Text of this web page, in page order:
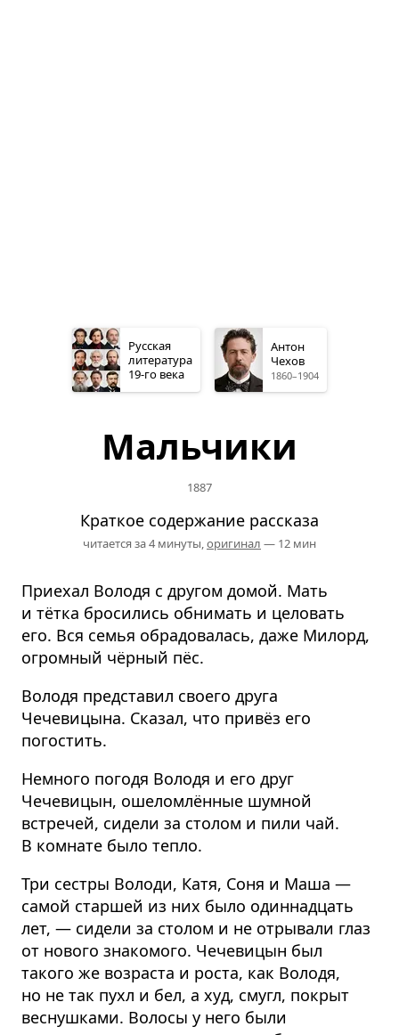
Русская
литература
19-го века
Антон
Чехов
1860–1904
Мальчики
1887
Краткое содержание рассказа
читается за 4 минуты,оригинал — 12 мин
Приехал Володя с другом домой. Мать
и тётка бросились обнимать и целовать
его. Вся семья обрадовалась, даже Милорд,
огромный чёрный пёс.
Володя представил своего друга
Чечевицына. Сказал, что привёз его
погостить.
Немного погодя Володя и его друг
Чечевицын, ошеломлённые шумной
встречей, сидели за столом и пили чай.
В комнате было тепло.
Три сестры Володи, Катя, Соня и Маша —
самой старшей из них было одиннадцать
лет, — сидели за столом и не отрывали глаз
от нового знакомого. Чечевицын был
такого же возраста и роста, как Володя,
но не так пухл и бел, а худ, смугл, покрыт
веснушками. Волосы у него были